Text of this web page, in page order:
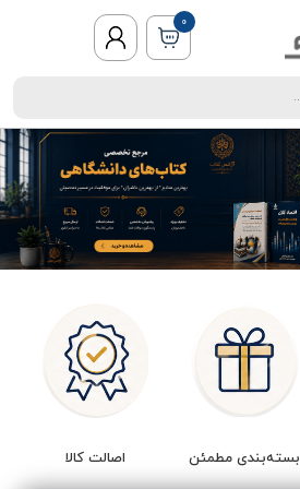
0
بسته‌بندی مطمئن اصالت کالا